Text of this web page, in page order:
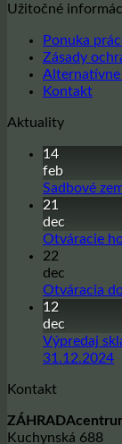
Užitočné
Ponuka
Zásady
Alternatívne
Kontakt
Aktuality
14
feb
Sadbové
21
dec
Otváracie
22
dec
Otváracia
12
dec
Výpredaj
31.12.2024
Kontakt
Kuchynská 688